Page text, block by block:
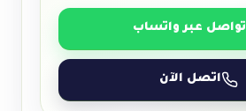
تواصل عبر واتساب
اتصل الآن